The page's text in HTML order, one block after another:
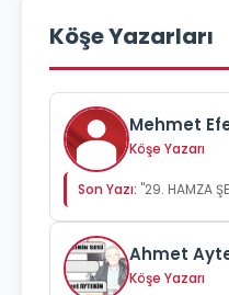
Köşe Yazarları
Mehmet
Köşe Yazarı
Son Yazı: "29. HAMZA
Ahmet
Köşe Yazarı